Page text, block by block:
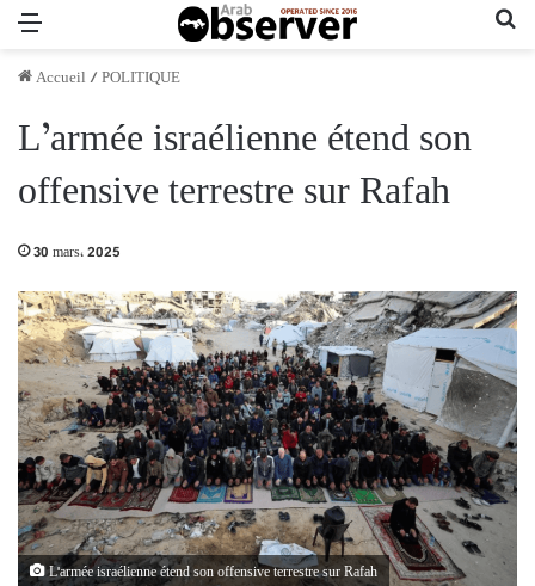
Accueil /POLITIQUE
L’armée israélienne étend son
offensive terrestre sur Rafah
30 mars، 2025
L'armée israélienne étend son offensive terrestre sur Rafah